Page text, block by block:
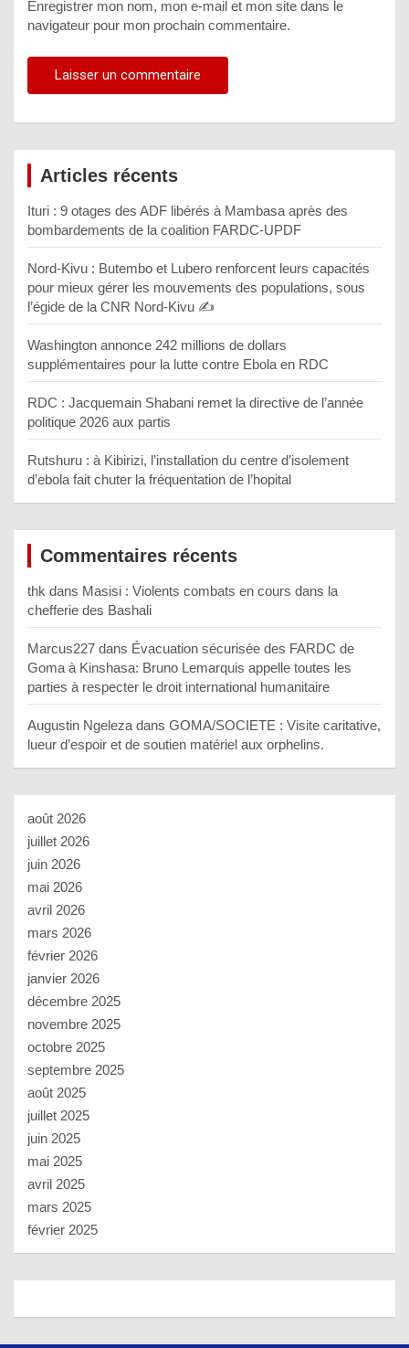
Enregistrer mon nom, mon e-mail et mon site dans le
navigateur pour mon prochain commentaire.
Articles récents
Ituri : 9 otages des ADF libérés à Mambasa après des
bombardements de la coalition FARDC-UPDF
Nord-Kivu : Butembo et Lubero renforcent leurs capacités
pour mieux gérer les mouvements des populations, sous
l’égide de la CNR Nord-Kivu ✍️
Washington annonce 242 millions de dollars
supplémentaires pour la lutte contre Ebola en RDC
RDC : Jacquemain Shabani remet la directive de l’année
politique 2026 aux partis
Rutshuru : à Kibirizi, l’installation du centre d’isolement
d’ebola fait chuter la fréquentation de l’hopital
Commentaires récents
thk dans Masisi : Violents combats en cours dans la
chefferie des Bashali
Marcus227 dans Évacuation sécurisée des FARDC de
Goma à Kinshasa: Bruno Lemarquis appelle toutes les
parties à respecter le droit international humanitaire
Augustin Ngeleza dans GOMA/SOCIETE : Visite caritative,
lueur d’espoir et de soutien matériel aux orphelins.
août 2026
juillet 2026
juin 2026
mai 2026
avril 2026
mars 2026
février 2026
janvier 2026
décembre 2025
novembre 2025
octobre 2025
septembre 2025
août 2025
juillet 2025
juin 2025
mai 2025
avril 2025
mars 2025
février 2025